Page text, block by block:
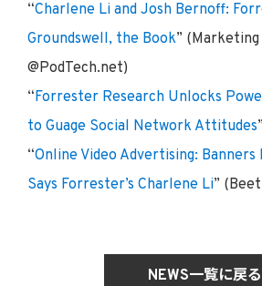
“Charlene Li and Josh Bernoff:
Groundswell, the Book” (Marketing
@PodTech.net)
“Forrester Research Unlocks
to Guage Social Network Attitudes
“Online Video Advertising: Banners
Says Forrester’s Charlene Li”
NEWS一覧に戻る